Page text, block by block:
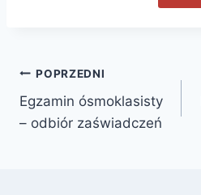
Nawigacja
wpisu
POPRZEDNI
Egzamin ósmoklasisty
– odbiór zaświadczeń